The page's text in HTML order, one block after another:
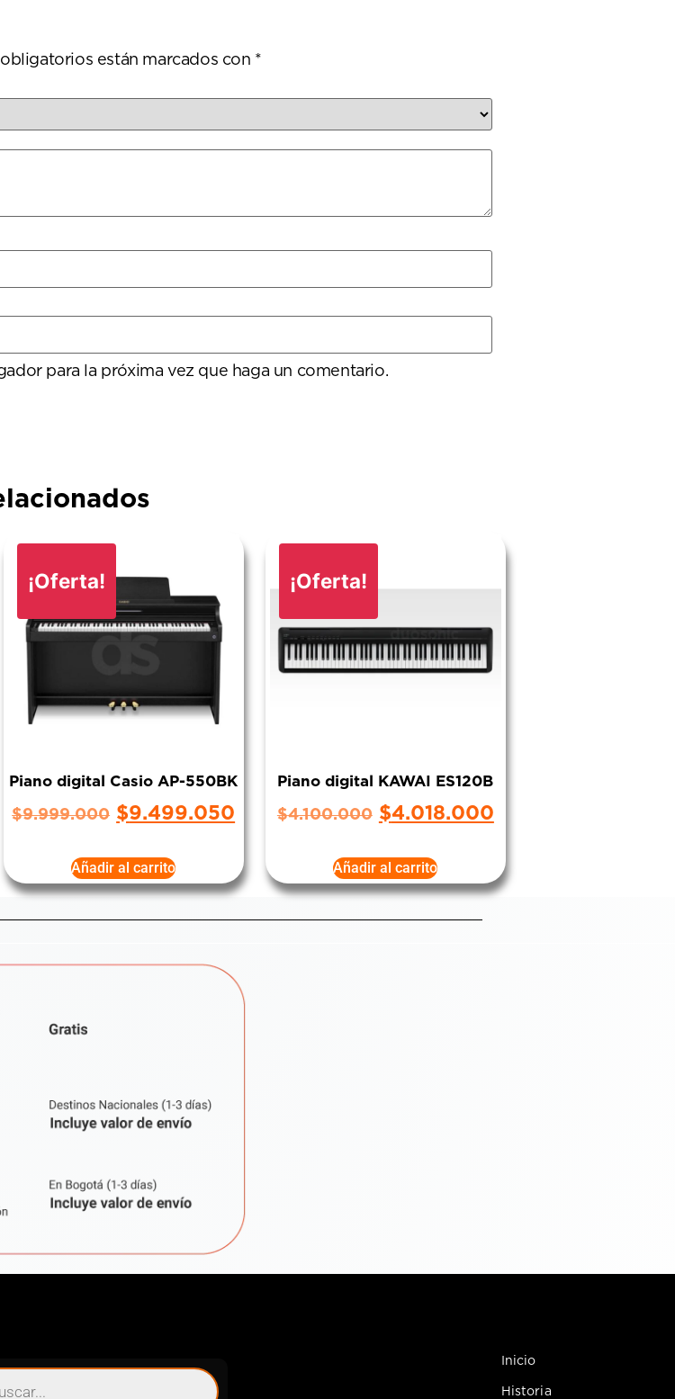
están marcados con *
para la próxima vez que haga un comentario.
¡Oferta!
Piano digital Casio AP-550BK
$9.999.000 $9.499.050
Añadir al carrito
¡Oferta!
Piano digital KAWAI ES120B
$4.100.000 $4.018.000
Añadir al carrito
Inicio
Historia